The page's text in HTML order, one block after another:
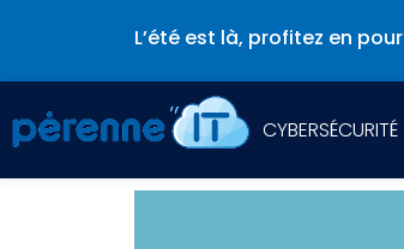
L’été est là, profitez en pour
CYBERSÉCURITÉ